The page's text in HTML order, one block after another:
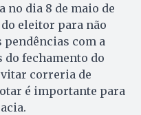
dia 8 de maio de
do eleitor para não
com a
do fechamento do
correria de
é importante para